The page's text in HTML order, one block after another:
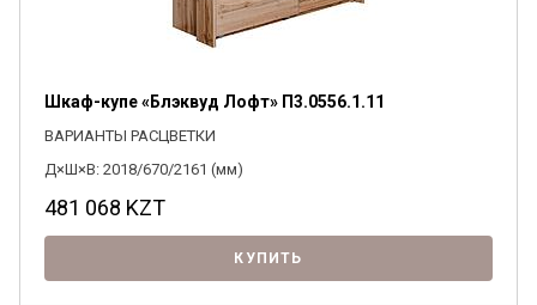
Шкаф-купе «Блэквуд Лофт» П3.0556.1.11
ВАРИАНТЫ РАСЦВЕТКИ
Д×Ш×В: 2018/670/2161 (мм)
481 068 KZT
КУПИТЬ